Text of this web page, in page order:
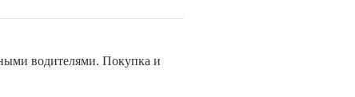
водителями. Покупка и